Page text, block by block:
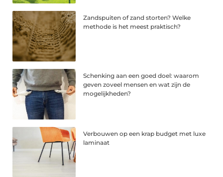
Zandspuiten of zand storten? Welke
methode is het meest praktisch?
Schenking aan een goed doel: waarom
geven zoveel mensen en wat zijn de
mogelijkheden?
Verbouwen op een krap budget met luxe
laminaat